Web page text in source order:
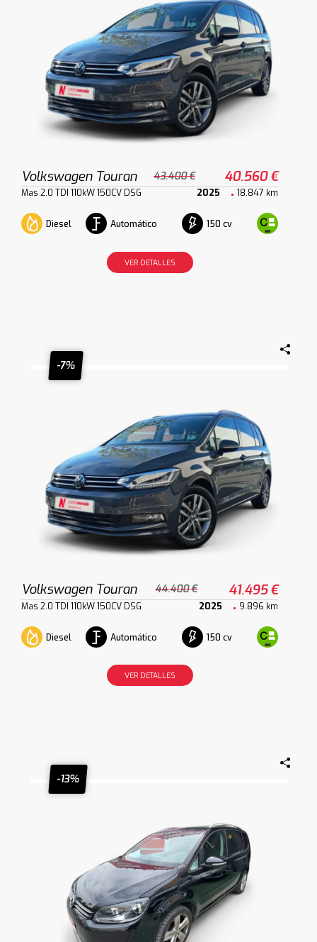
Volkswagen Touran 43.400 € 40.560 €
Mas 2.0 TDI 110kW 150CV DSG 2025 18.847 km
Diesel Automático 150 cv
VER DETALLES
-7%
Volkswagen Touran 44.400 € 41.495 €
Mas 2.0 TDI 110kW 150CV DSG 2025 9.896 km
Diesel Automático 150 cv
VER DETALLES
-13%